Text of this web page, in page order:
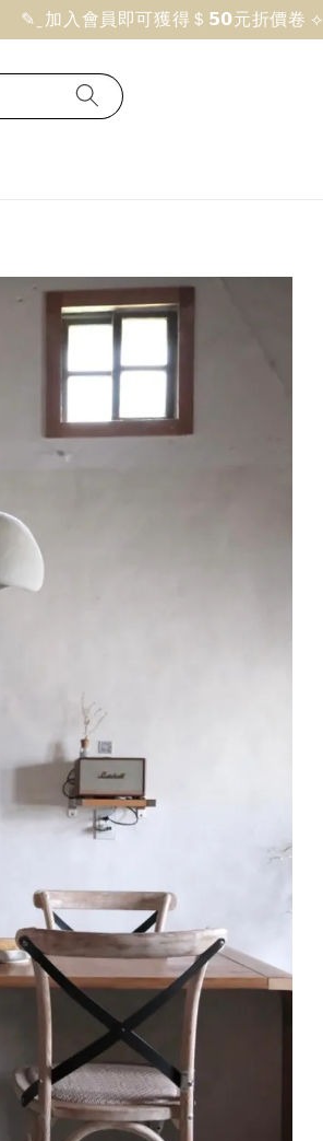
✎ ̼ 加入會員即可獲得＄𝟱𝟬元折價卷 ⟡